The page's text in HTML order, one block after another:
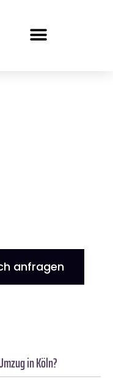
anfragen
in Köln?